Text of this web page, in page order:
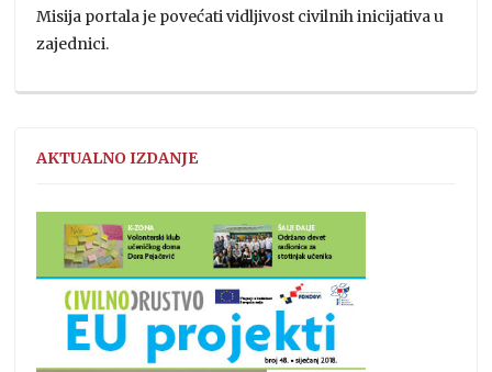
Misija portala je povećati vidljivost civilnih inicijativa u
zajednici.
AKTUALNO IZDANJE